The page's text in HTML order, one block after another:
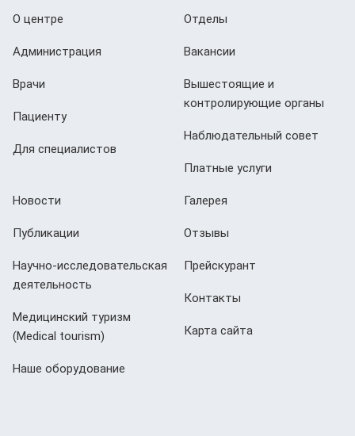
О центре
Администрация
Врачи
Пациенту
Для специалистов
Отделы
Вакансии
Вышестоящие и
контролирующие органы
Наблюдательный совет
Платные услуги
Новости
Публикации
Научно-исследовательская
деятельность
Медицинский туризм
(Мedical tourism)
Наше оборудование
Галерея
Отзывы
Прейскурант
Контакты
Карта сайта